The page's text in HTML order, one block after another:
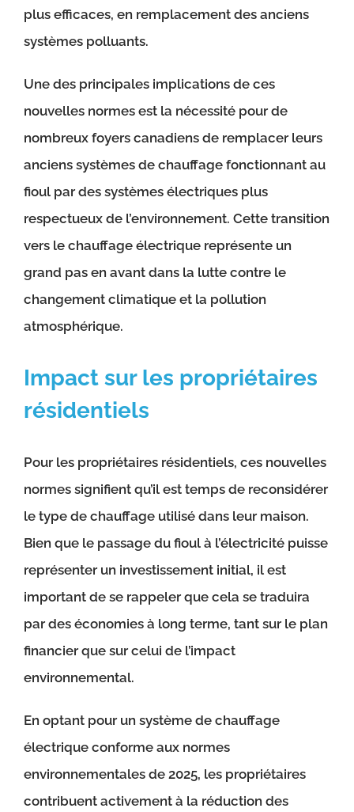
plus efficaces, en remplacement des anciens
systèmes polluants.
Une des principales implications de ces
nouvelles normes est la nécessité pour de
nombreux foyers canadiens de remplacer leurs
anciens systèmes de chauffage fonctionnant au
fioul par des systèmes électriques plus
respectueux de l’environnement. Cette transition
vers le chauffage électrique représente un
grand pas en avant dans la lutte contre le
changement climatique et la pollution
atmosphérique.
Impact sur les propriétaires
résidentiels
Pour les propriétaires résidentiels, ces nouvelles
normes signifient qu’il est temps de reconsidérer
le type de chauffage utilisé dans leur maison.
Bien que le passage du fioul à l’électricité puisse
représenter un investissement initial, il est
important de se rappeler que cela se traduira
par des économies à long terme, tant sur le plan
financier que sur celui de l’impact
environnemental.
En optant pour un système de chauffage
électrique conforme aux normes
environnementales de 2025, les propriétaires
contribuent activement à la réduction des